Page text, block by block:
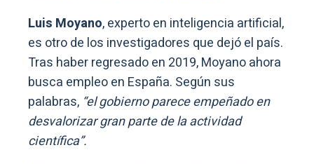
Luis Moyano, experto en inteligencia artificial,
es otro de los investigadores que dejó el país.
Tras haber regresado en 2019, Moyano ahora
busca empleo en España. Según sus
palabras, “el gobierno parece empeñado en
desvalorizar gran parte de la actividad
científica”.